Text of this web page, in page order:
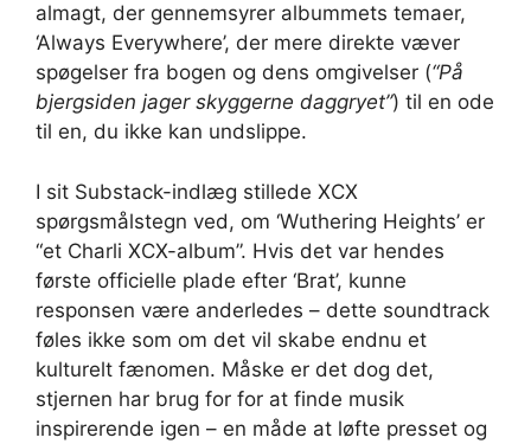
almagt, der gennemsyrer albummets temaer,
‘Always Everywhere’, der mere direkte væver
spøgelser fra bogen og dens omgivelser (“På
bjergsiden jager skyggerne daggryet”) til en ode
til en, du ikke kan undslippe.
I sit Substack-indlæg stillede XCX
spørgsmålstegn ved, om ‘Wuthering Heights’ er
“et Charli XCX-album”. Hvis det var hendes
første officielle plade efter ‘Brat’, kunne
responsen være anderledes – dette soundtrack
føles ikke som om det vil skabe endnu et
kulturelt fænomen. Måske er det dog det,
stjernen har brug for for at finde musik
inspirerende igen – en måde at løfte presset og